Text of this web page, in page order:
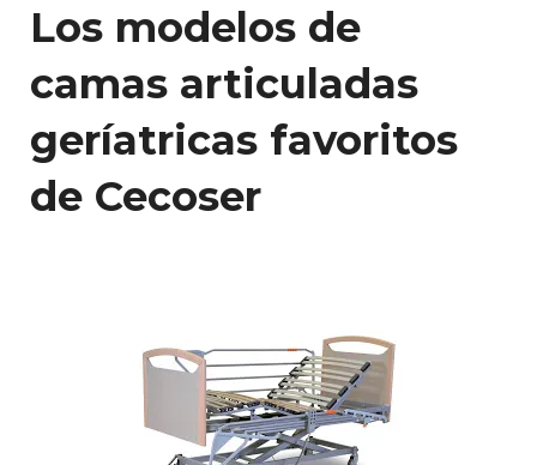
Los modelos de
camas articuladas
geríatricas favoritos
de Cecoser